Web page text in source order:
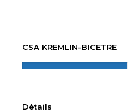
CSA KREMLIN-BICETRE
Détails